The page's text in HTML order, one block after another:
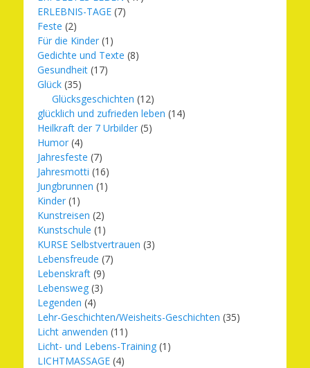
ERLEBNIS-TAGE (7)
Feste (2)
Für die Kinder (1)
Gedichte und Texte (8)
Gesundheit (17)
Glück (35)
Glücksgeschichten (12)
glücklich und zufrieden leben (14)
Heilkraft der 7 Urbilder (5)
Humor (4)
Jahresfeste (7)
Jahresmotti (16)
Jungbrunnen (1)
Kinder (1)
Kunstreisen (2)
Kunstschule (1)
KURSE Selbstvertrauen (3)
Lebensfreude (7)
Lebenskraft (9)
Lebensweg (3)
Legenden (4)
Lehr-Geschichten/Weisheits-Geschichten (35)
Licht anwenden (11)
Licht- und Lebens-Training (1)
LICHTMASSAGE (4)